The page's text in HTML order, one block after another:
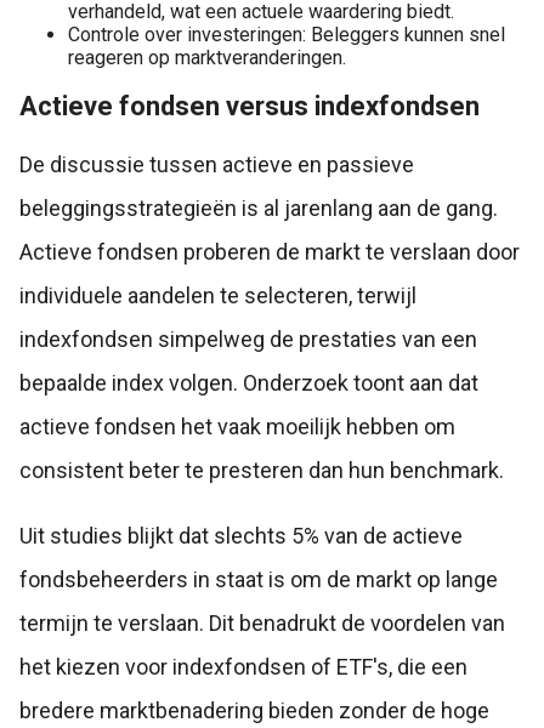
verhandeld, wat een actuele waardering biedt.
Controle over investeringen: Beleggers kunnen snel
reageren op marktveranderingen.
Actieve fondsen versus indexfondsen
De discussie tussen actieve en passieve
beleggingsstrategieën is al jarenlang aan de gang.
Actieve fondsen proberen de markt te verslaan door
individuele aandelen te selecteren, terwijl
indexfondsen simpelweg de prestaties van een
bepaalde index volgen. Onderzoek toont aan dat
actieve fondsen het vaak moeilijk hebben om
consistent beter te presteren dan hun benchmark.
Uit studies blijkt dat slechts 5% van de actieve
fondsbeheerders in staat is om de markt op lange
termijn te verslaan. Dit benadrukt de voordelen van
het kiezen voor indexfondsen of ETF's, die een
bredere marktbenadering bieden zonder de hoge